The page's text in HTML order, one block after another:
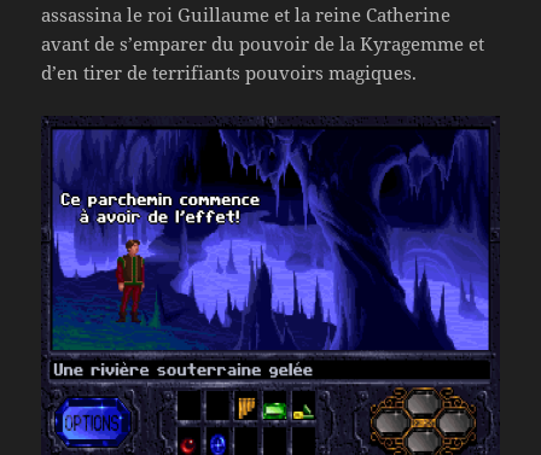
assassina le roi Guillaume et la reine Catherine
avant de s’emparer du pouvoir de la Kyragemme et
d’en tirer de terrifiants pouvoirs magiques.